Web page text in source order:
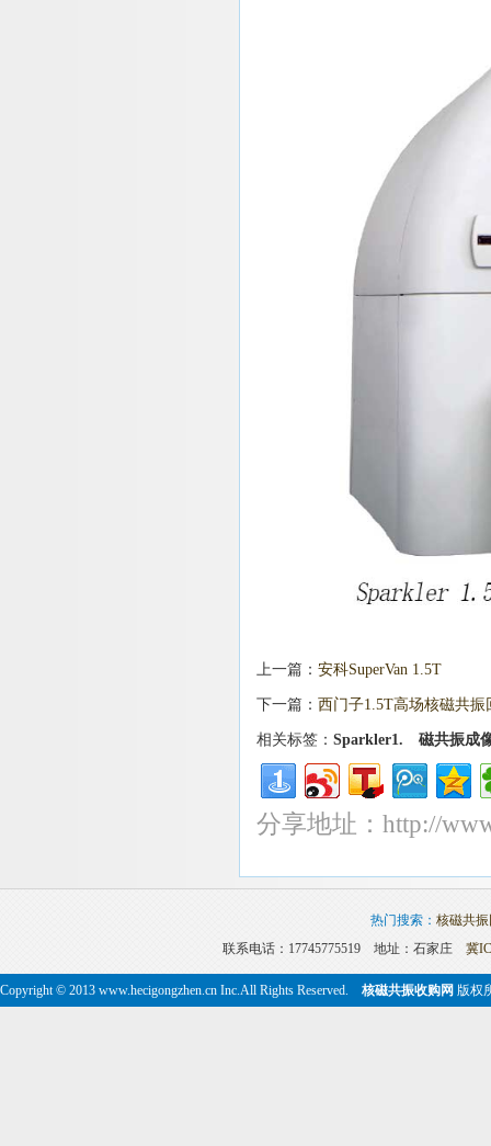
上一篇： 安科SuperVan 1.5T
下一篇： 西门子1.5T高场核磁共振
相关标签： Sparkler1. 磁共振成
分享地址：http://
热门搜索： 核磁共
联系电话：17745775519 地址：石家庄冀
Copyright © 2013 www.hecigongzhen.cn Inc.All Rights Reserved. 核磁共振收购网 版权